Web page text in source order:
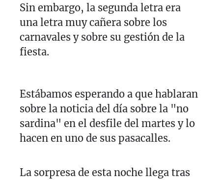
Sin embargo, la segunda letra era
una letra muy cañera sobre los
carnavales y sobre su gestión de la
fiesta.
Estábamos esperando a que hablaran
sobre la noticia del día sobre la "no
sardina" en el desfile del martes y lo
hacen en uno de sus pasacalles.
La sorpresa de esta noche llega tras